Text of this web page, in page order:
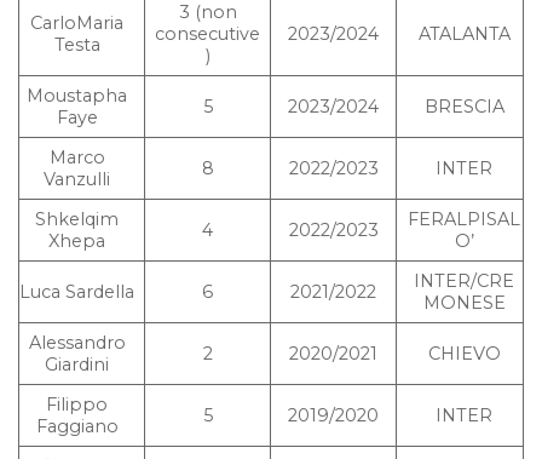
CarloMaria
Testa
3 (non
consecutive
)
2023/2024 ATALANTA
Moustapha
Faye
5 2023/2024 BRESCIA
Marco
Vanzulli
8 2022/2023 INTER
Shkelqim
Xhepa
4 2022/2023
FERALPISAL
O’
Luca Sardella 6 2021/2022
INTER/CRE
MONESE
Alessandro
Giardini
2 2020/2021 CHIEVO
Filippo
Faggiano
5 2019/2020 INTER